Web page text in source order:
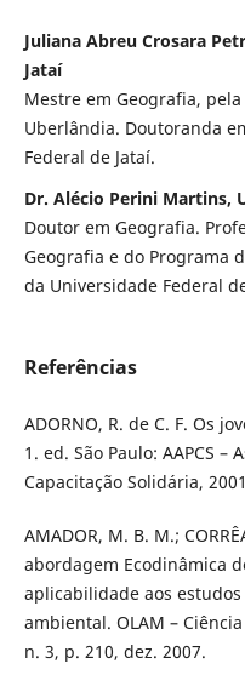
Juliana Abreu Crosara
Jataí
Mestre em Geografia,
Uberlândia. Doutoranda
Federal de Jataí.
Dr. Alécio Perini Martins,
Doutor em Geografia.
Geografia e do Programa
da Universidade Federal
Referências
ADORNO, R. de C. F. Os
1. ed. São Paulo: AAPCS –
Capacitação Solidária,
AMADOR, M. B. M.;
abordagem Ecodinâmica
aplicabilidade aos
ambiental. OLAM –
n. 3, p. 210, dez. 2007.